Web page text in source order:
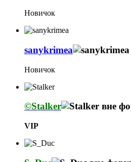
Новичок
sanykrimea
Новичок
©Stalker
VIP